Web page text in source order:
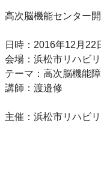
高次脳機能センター
日時：2016年12月22
会場：浜松市リハビ
テーマ：高次脳機能
講師：渡邉修